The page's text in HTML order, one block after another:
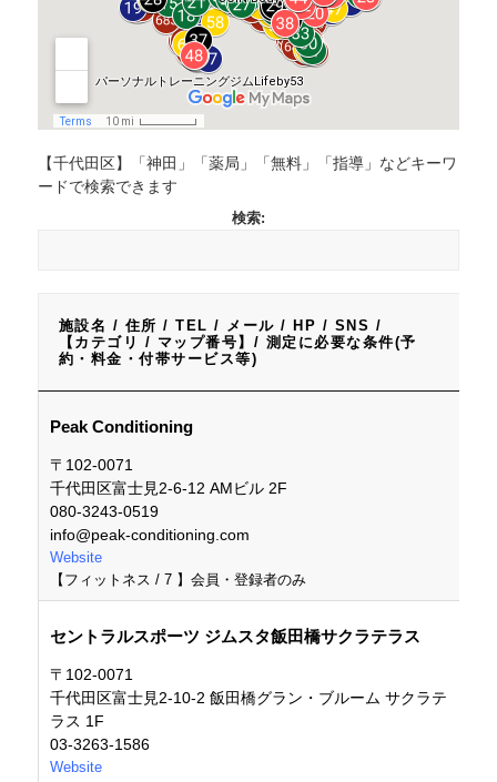
【千代田区】「神田」「薬局」「無料」「指導」などキーワ
ードで検索できます
検索:
施設名 / 住所 / TEL / メール / HP / SNS /
【カテゴリ / マップ番号】/ 測定に必要な条件(予
約・料金・付帯サービス等)
【カテゴリ / マップ番号】/ 測定に必要な条件(予
Peak Conditioning
〒102-0071
千代田区富士見2-6-12 AMビル 2F
080-3243-0519
info@peak-conditioning.com
Website
【フィットネス / 7 】会員・登録者のみ
セントラルスポーツ ジムスタ飯田橋サクラテラス
〒102-0071
千代田区富士見2‐10-2 飯田橋グラン・ブルーム サクラテ
ラス 1F
03-3263-1586
Website